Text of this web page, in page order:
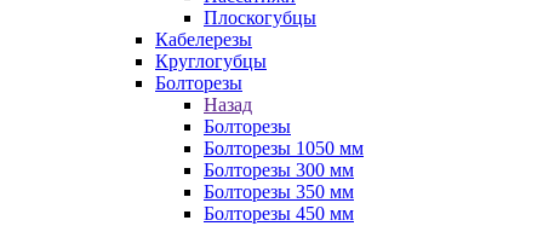
Плоскогубцы
Кабелерезы
Круглогубцы
Болторезы
Назад
Болторезы
Болторезы 1050 мм
Болторезы 300 мм
Болторезы 350 мм
Болторезы 450 мм